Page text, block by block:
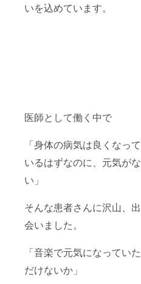
いを込めています。
医師として働く中で
「身体の病気は良くなって
いるはずなのに、元気がな
い」
そんな患者さんに沢山、出
会いました。
「音楽で元気になっていた
だけないか」